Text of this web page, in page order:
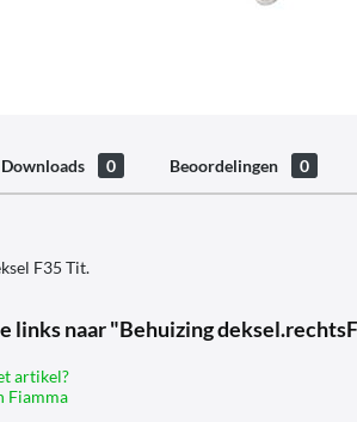
Downloads 0 Beoordelingen 0
F35 Tit.
links naar "Behuizing
artikel?
Fiamma